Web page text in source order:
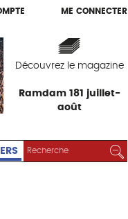
ME CONNECTER
Découvrez le magazine
Ramdam 181 juillet-
août
ME CONNECTER
RECHERCHER :